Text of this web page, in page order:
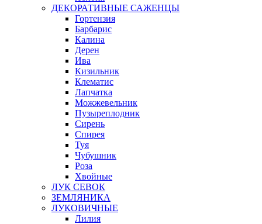
ДЕКОРАТИВНЫЕ САЖЕНЦЫ
Гортензия
Барбарис
Калина
Дерен
Ива
Кизильник
Клематис
Лапчатка
Можжевельник
Пузыреплодник
Сирень
Спирея
Туя
Чубушник
Роза
Хвойные
ЛУК СЕВОК
ЗЕМЛЯНИКА
ЛУКОВИЧНЫЕ
Лилия